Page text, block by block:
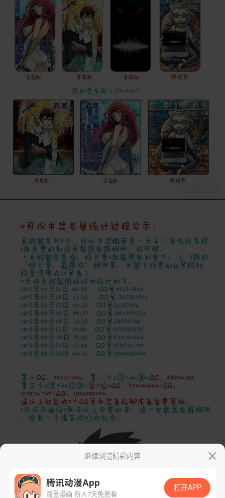
继续浏览精彩内容
腾讯动漫App
海量漫画 新人7天免费看
打开APP